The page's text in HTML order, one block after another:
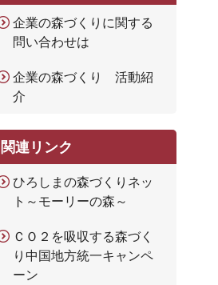
企業の森づくりに関する
問い合わせは
企業の森づくり 活動紹
介
関連リンク
ひろしまの森づくりネッ
ト～モーリーの森～
ＣＯ２を吸収する森づく
り中国地方統一キャンペ
ーン